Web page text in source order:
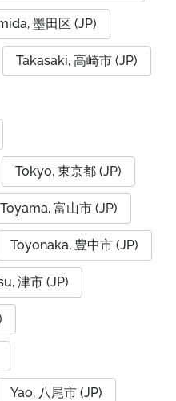
墨田区 (JP)
Takasaki, 高崎市 (JP)
Tokyo, 東京都 (JP)
Toyama, 富山市 (JP)
Toyonaka, 豊中市 (JP)
津市 (JP)
Yao, 八尾市 (JP)